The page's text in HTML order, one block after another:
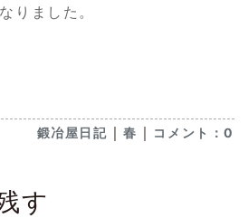
りました。
鍛冶屋日記 ｜春 ｜ コメント：0
す